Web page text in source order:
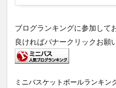
ブログランキングに参加して
良ければバナークリックお願
ミニバスケットボールランキン